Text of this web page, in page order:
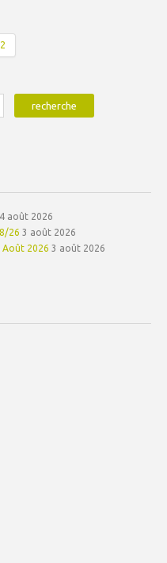
2
4 août 2026
26 3 août 2026
Août 2026 3 août 2026